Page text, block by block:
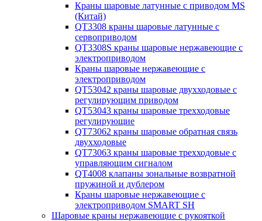
Краны шаровые латунные с приводом MS
(Китай)
QT3308 краны шаровые латунные с
сервоприводом
QT3308S краны шаровые нержавеющие с
электроприводом
Краны шаровые нержавеющие с
электроприводом
QT53042 краны шаровые двухходовые с
регулирующим приводом
QT53043 краны шаровые трехходовые
регулирующие
QT73062 краны шаровые обратная связь
двухходовые
QT73063 краны шаровые трехходовые с
управляющим сигналом
QT4008 клапаны зональные возвратной
пружиной и дублером
Краны шаровые нержавеющие с
электроприводом SMART SH
Шаровые краны нержавеющие с рукояткой